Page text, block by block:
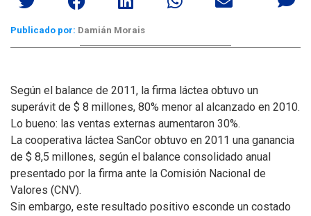
Publicado por: Damián Morais
Según el balance de 2011, la firma láctea obtuvo un
superávit de $ 8 millones, 80% menor al alcanzado en 2010.
Lo bueno: las ventas externas aumentaron 30%.
La cooperativa láctea SanCor obtuvo en 2011 una ganancia
de $ 8,5 millones, según el balance consolidado anual
presentado por la firma ante la Comisión Nacional de
Valores (CNV).
Sin embargo, este resultado positivo esconde un costado